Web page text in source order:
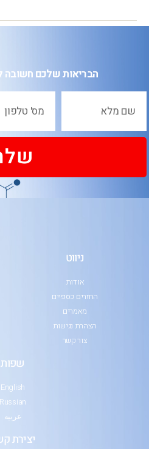
הבריאות שלכם חשובה
ניווט
אודות
החזרים כספיים
מאמרים
הצהרת נגישות
צור קשר
שפות
English
Russian
عربيه
יצירת